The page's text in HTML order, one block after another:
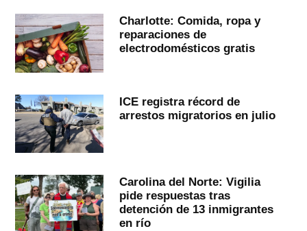
Charlotte: Comida, ropa y
reparaciones de
electrodomésticos gratis
ICE registra récord de
arrestos migratorios en julio
Carolina del Norte: Vigilia
pide respuestas tras
detención de 13 inmigrantes
en río